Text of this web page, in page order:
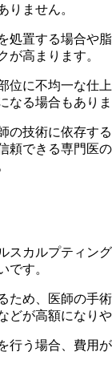
りません。
処置する場合や
が高まります。
位に不均一な仕
なる場合もありま
の技術に依存す
頼できる専門医
スカルプティン
です。
ため、医師の手
どが高額になりや
行う場合、費用